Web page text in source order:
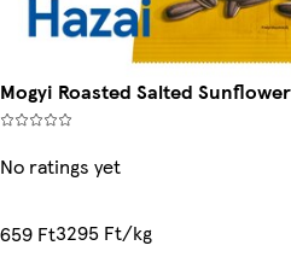
Mogyi Roasted Salted
No ratings yet
659 Ft3295 Ft/kg